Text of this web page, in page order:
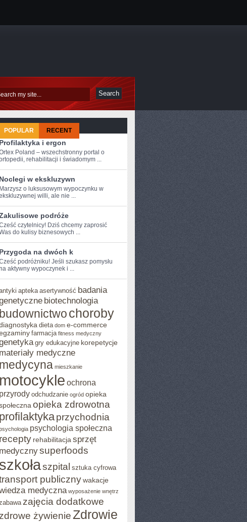
POPULAR RECENT
Profilaktyka i ergon
Poland – wszechstronny portal o
rehabilitacji i świadomym ...
Noclegi w ekskluzywn
Marzysz ‌o ‌luksusowym wypoczynku w
willi,​ ale ⁢nie ...
podróże
czytelnicy! Dziś chcemy zaprosić
do kulisy biznesowych ...
Przygoda na dwóch k
podróżniku! Jeśli szukasz pomysłu
aktywny wypoczynek i⁤ ...
apteka asertywność badania
biotechnologia
budownictwochoroby
dieta dom e-commerce
farmacja fitness medyczny
gry edukacyjne korepetycje
materiały medyczne
medycyna mieszkanie
motocykle ochrona
przyrody odchudzanie ogród opieka
opieka zdrowotna
profilaktykaprzychodnia
psychologia społeczna
recepty rehabilitacja sprzęt
medycznysuperfoods
szkołaszpital sztuka cyfrowa
publicznywakacje
medyczna wyposażenie wnętrz
zajęcia dodatkowe
zdrowe żywienieZdrowie